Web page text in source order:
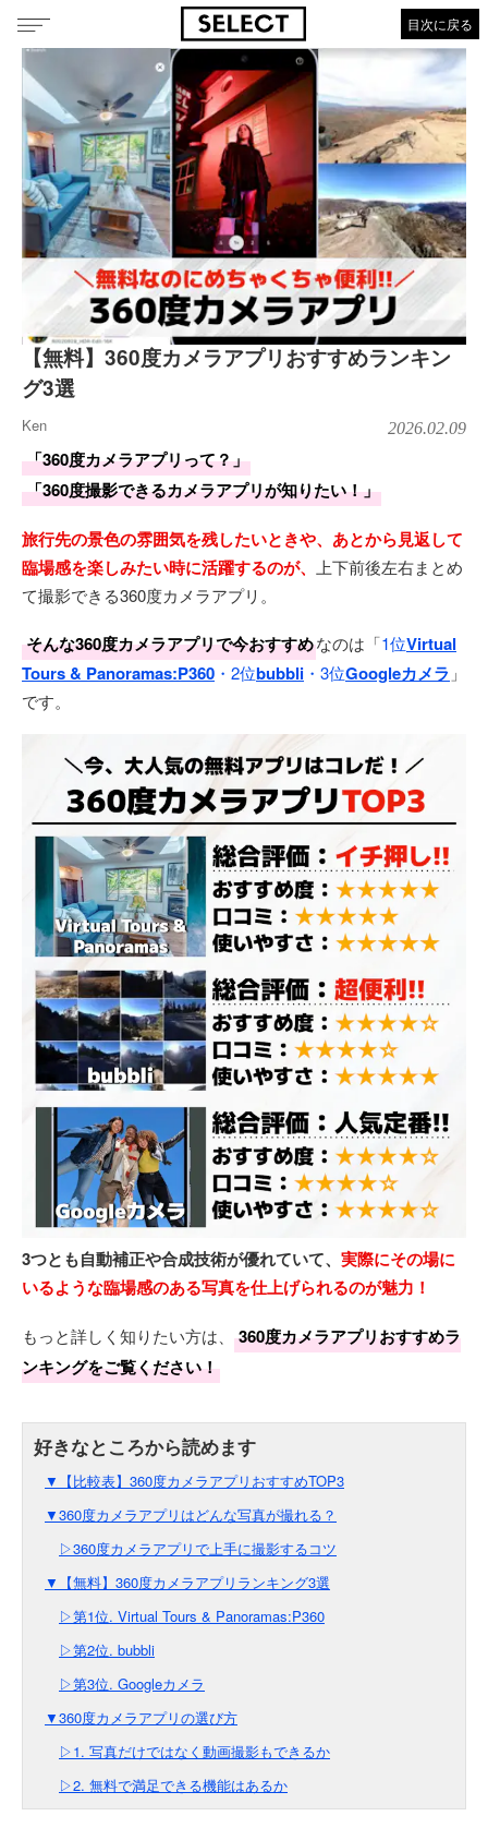
目次に戻る
【無料】360度カメラアプリおすすめランキン
グ3選
Ken 2026.02.09
「360度カメラアプリって？」
「360度撮影できるカメラアプリが知りたい！」
旅行先の景色の雰囲気を残したいときや、あとから見返して
臨場感を楽しみたい時に活躍するのが、
上下前後左右まとめ
て撮影できる360度カメラアプリ。
そんな360度カメラアプリで今おすすめなのは「1位Virtual
Tours & Panoramas:P360 ・2位bubbli ・3位Googleカメラ 」
です。
3つとも自動補正や合成技術が優れていて、 実際にその場に
いるような臨場感のある写真を仕上げられるのが魅力！
もっと詳しく知りたい方は、
360度カメラアプリおすすめラ
ンキングをご覧ください！
▼【比較表】360度カメラアプリおすすめTOP3
▼360度カメラアプリはどんな写真が撮れる？
▷360度カメラアプリで上手に撮影するコツ
▼【無料】360度カメラアプリランキング3選
▷第1位. Virtual Tours & Panoramas:P360
▷第2位. bubbli
▷第3位. Googleカメラ
▼360度カメラアプリの選び方
▷1. 写真だけではなく動画撮影もできるか
▷2. 無料で満足できる機能はあるか